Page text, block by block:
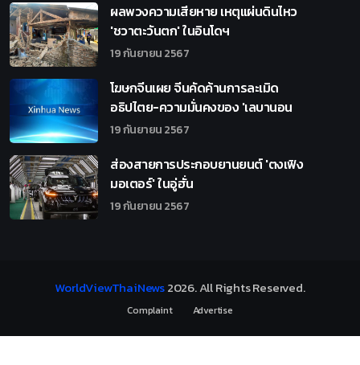
ผลพวงความเสียหาย เหตุแผ่นดินไหว
'ชวาตะวันตก' ในอินโดฯ
19 กันยายน 2567
โฆษกจีนเผย จีนคัดค้านการละเมิด
อธิปไตย-ความมั่นคงของ 'เลบานอน
19 กันยายน 2567
ส่องสายการประกอบยานยนต์ 'ตงเฟิง
มอเตอร์' ในอู่ฮั่น
19 กันยายน 2567
WorldViewThaiNews2026. All Rights Reserved.
Complaint Advertise